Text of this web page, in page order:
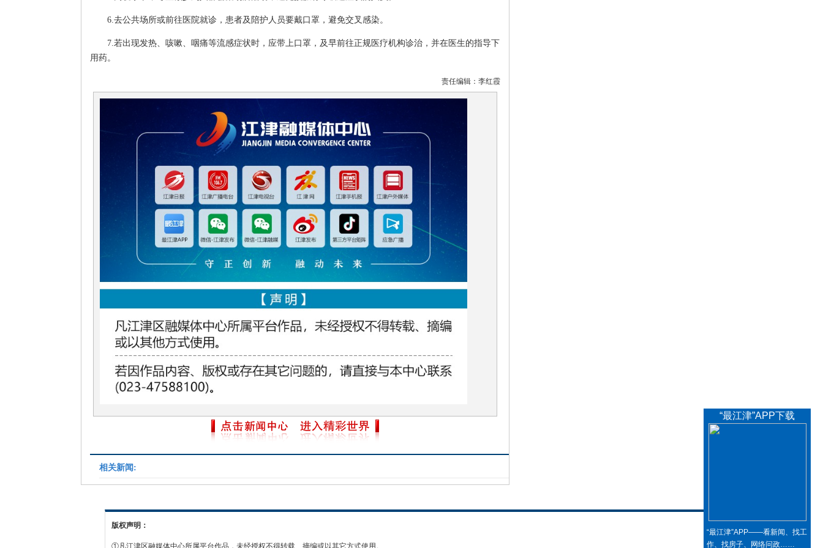
6.去公共场所或前往医院就诊，患者及陪护人员要戴口罩，避免交叉感染。
7.若出现发热、咳嗽、咽痛等流感症状时，应带上口罩，及早前往正规医疗机构诊治，并在医生的指导下
用药。
责任编辑：李红霞
相关新闻:
版权声明：
①凡江津区融媒体中心所属平台作品，未经授权不得转载、摘编或以其它方式使用。
“最江津”APP下载
“最江津”APP——看新闻、找工
作、找房子、网络问政……